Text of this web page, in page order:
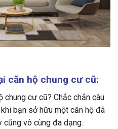
căn hộ chung cư cũ:
cư cũ? Chắc chắn câu
bạn sở hữu một căn hộ đã
cũng vô cùng đa dạng.